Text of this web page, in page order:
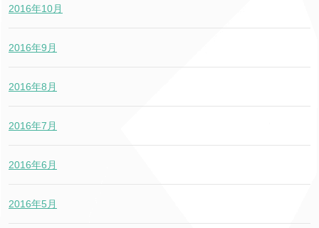
2016年10月
2016年9月
2016年8月
2016年7月
2016年6月
2016年5月